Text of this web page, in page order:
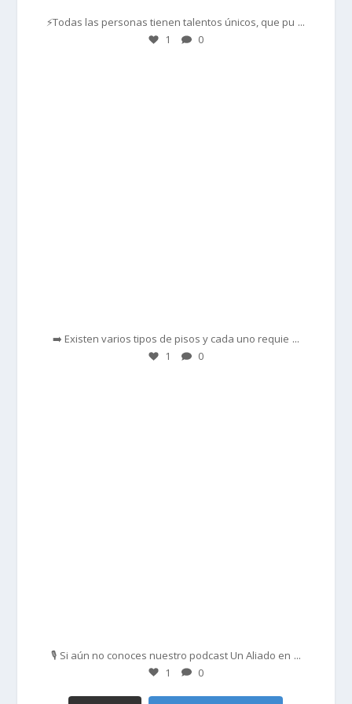
⚡Todas las personas tienen talentos únicos, que pu ...
1 0
➡️ Existen varios tipos de pisos y cada uno requie ...
1 0
🎙️ Si aún no conoces nuestro podcast Un Aliado en ...
1 0